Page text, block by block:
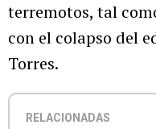
terremotos, tal
con el colapso del
Torres.
RELACIONADAS